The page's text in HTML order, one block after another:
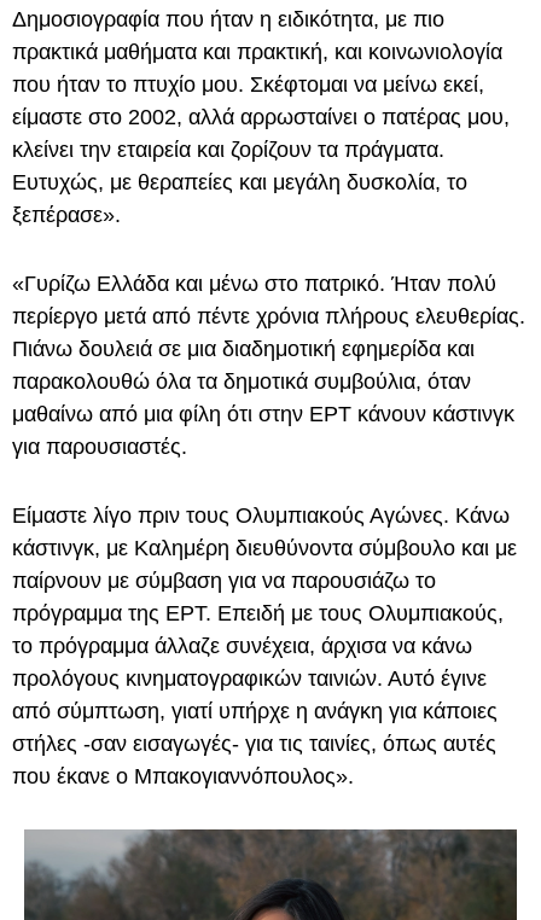
Δημοσιογραφία που ήταν η ειδικότητα, με πιο
πρακτικά μαθήματα και πρακτική, και κοινωνιολογία
που ήταν το πτυχίο μου. Σκέφτομαι να μείνω εκεί,
είμαστε στο 2002, αλλά αρρωσταίνει ο πατέρας μου,
κλείνει την εταιρεία και ζορίζουν τα πράγματα.
Ευτυχώς, με θεραπείες και μεγάλη δυσκολία, το
ξεπέρασε».
«Γυρίζω Ελλάδα και μένω στο πατρικό. Ήταν πολύ
περίεργο μετά από πέντε χρόνια πλήρους ελευθερίας.
Πιάνω δουλειά σε μια διαδημοτική εφημερίδα και
παρακολουθώ όλα τα δημοτικά συμβούλια, όταν
μαθαίνω από μια φίλη ότι στην ΕΡΤ κάνουν κάστινγκ
για παρουσιαστές.
Είμαστε λίγο πριν τους Ολυμπιακούς Αγώνες. Κάνω
κάστινγκ, με Καλημέρη διευθύνοντα σύμβουλο και με
παίρνουν με σύμβαση για να παρουσιάζω το
πρόγραμμα της ΕΡΤ. Επειδή με τους Ολυμπιακούς,
το πρόγραμμα άλλαζε συνέχεια, άρχισα να κάνω
προλόγους κινηματογραφικών ταινιών. Αυτό έγινε
από σύμπτωση, γιατί υπήρχε η ανάγκη για κάποιες
στήλες -σαν εισαγωγές- για τις ταινίες, όπως αυτές
που έκανε ο Μπακογιαννόπουλος».